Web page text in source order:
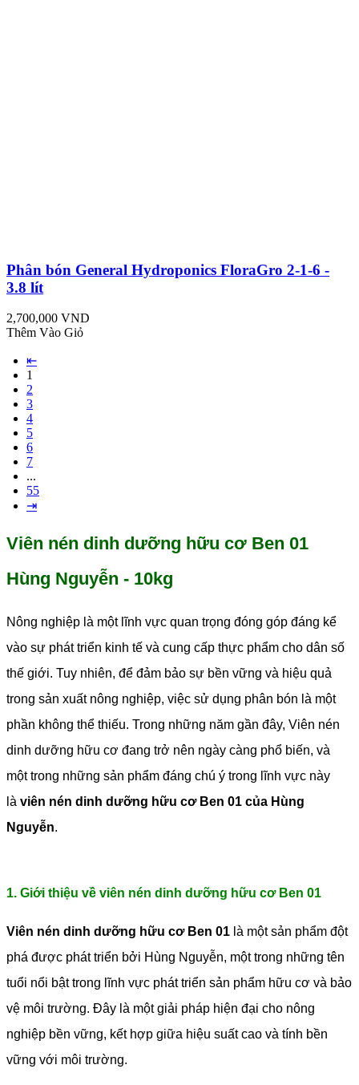
Phân bón General Hydroponics FloraGro 2-1-6 -
3.8 lít
2,700,000 VND
Thêm Vào Giỏ
⇤
1
2
3
4
5
6
7
...
55
⇥
Viên nén dinh dưỡng hữu cơ Ben 01
Hùng Nguyễn - 10kg
Nông nghiệp là một lĩnh vực quan trọng đóng góp đáng kể
vào sự phát triển kinh tế và cung cấp thực phẩm cho dân số
thế giới. Tuy nhiên, để đảm bảo sự bền vững và hiệu quả
trong sản xuất nông nghiệp, việc sử dụng phân bón là một
phần không thể thiếu. Trong những năm gần đây, Viên nén
dinh dưỡng hữu cơ đang trở nên ngày càng phổ biến, và
một trong những sản phẩm đáng chú ý trong lĩnh vực này
là viên nén dinh dưỡng hữu cơ Ben 01 của Hùng
Nguyễn.
1. Giới thiệu về viên nén dinh dưỡng hữu cơ Ben 01
Viên nén dinh dưỡng hữu cơ Ben 01 là một sản phẩm đột
phá được phát triển bởi Hùng Nguyễn, một trong những tên
tuổi nổi bật trong lĩnh vực phát triển sản phẩm hữu cơ và bảo
vệ môi trường. Đây là một giải pháp hiện đại cho nông
nghiệp bền vững, kết hợp giữa hiệu suất cao và tính bền
vững với môi trường.